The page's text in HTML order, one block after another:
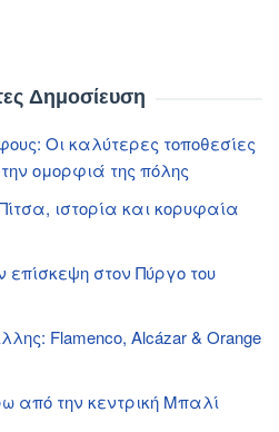
Δημοσίευση
Οι καλύτερες τοποθεσίες
ομορφιά της πόλης
ιστορία και κορυφαία
επίσκεψη στον Πύργο του
Flamenco, Alcázar & Orange
από την κεντρική Μπαλί